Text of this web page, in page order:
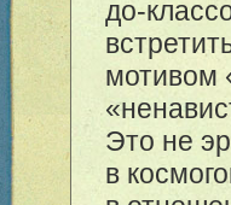
до-
мотивом
Это не
в